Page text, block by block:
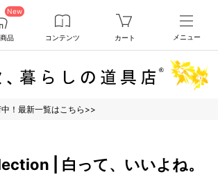
New
品 コンテンツ カート メニュー
！最新一覧はこちら>>
| 白って、いいよね。